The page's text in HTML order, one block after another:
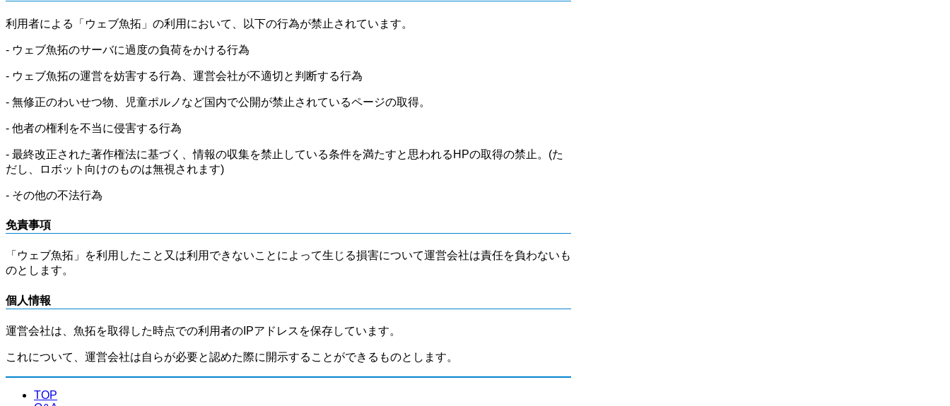
利用者による「ウェブ魚拓」の利用において、以下の行為が禁止されています。
- ウェブ魚拓のサーバに過度の負荷をかける行為
- ウェブ魚拓の運営を妨害する行為、運営会社が不適切と判断する行為
- 無修正のわいせつ物、児童ポルノなど国内で公開が禁止されているページの取得。
- 他者の権利を不当に侵害する行為
- 最終改正された著作権法に基づく、情報の収集を禁止している条件を満たすと思われるHPの取得の禁止。(た
だし、ロボット向けのものは無視されます)
- その他の不法行為
免責事項
「ウェブ魚拓」を利用したこと又は利用できないことによって生じる損害について運営会社は責任を負わないも
のとします。
個人情報
運営会社は、魚拓を取得した時点での利用者のIPアドレスを保存しています。
これについて、運営会社は自らが必要と認めた際に開示することができるものとします。
TOP